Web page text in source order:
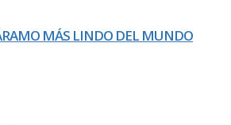
MÁS LINDO DEL MUNDO